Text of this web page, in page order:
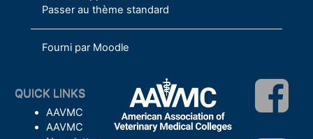
Passer au thème standard
Fourni par Moodle
QUICK LINKS
AAVMC
AAVMC